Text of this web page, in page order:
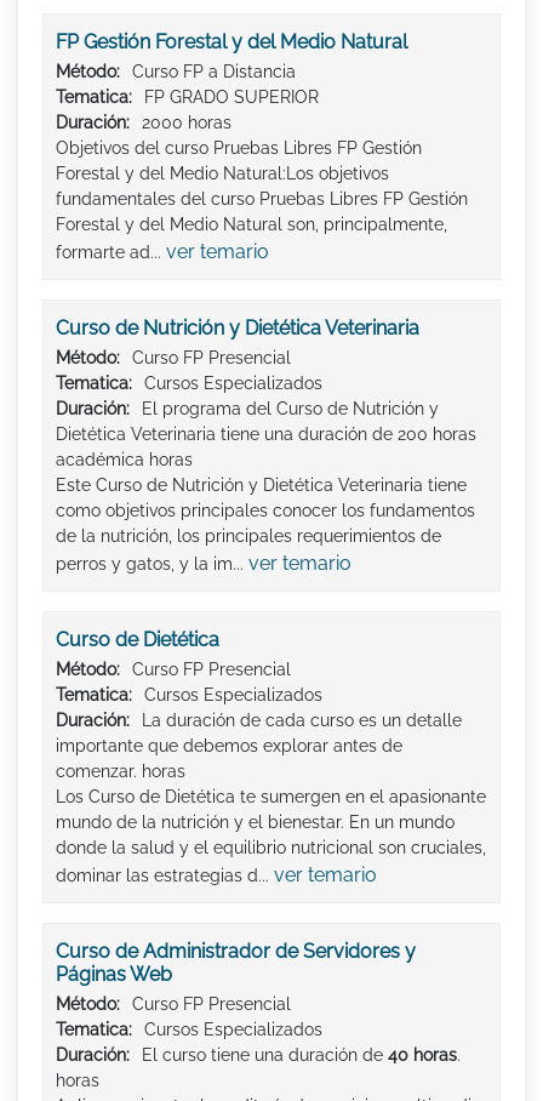
FP Gestión Forestal y del Medio Natural
Método:
Curso FP a Distancia
Tematica:
FP GRADO SUPERIOR
Duración:
2000 horas
Objetivos del curso Pruebas Libres FP Gestión
Forestal y del Medio Natural:Los objetivos
fundamentales del curso Pruebas Libres FP Gestión
Forestal y del Medio Natural son, principalmente,
formarte ad... ver temario
Curso de Nutrición y Dietética Veterinaria
Método:
Curso FP Presencial
Tematica:
Cursos Especializados
Duración:
El programa del Curso de Nutrición y
Dietética Veterinaria tiene una duración de 200 horas
académica horas
Este Curso de Nutrición y Dietética Veterinaria tiene
como objetivos principales conocer los fundamentos
de la nutrición, los principales requerimientos de
perros y gatos, y la im... ver temario
Curso de Dietética
Método:
Curso FP Presencial
Tematica:
Cursos Especializados
Duración:
La duración de cada curso es un detalle
importante que debemos explorar antes de
comenzar. horas
Los Curso de Dietética te sumergen en el apasionante
mundo de la nutrición y el bienestar. En un mundo
donde la salud y el equilibrio nutricional son cruciales,
dominar las estrategias d... ver temario
Curso de Administrador de Servidores y
Páginas Web
Método:
Curso FP Presencial
Tematica:
Cursos Especializados
Duración:
El curso tiene una duración de 40 horas.
horas